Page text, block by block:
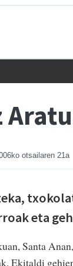
otsailaren 21a
eta
Santa
Ekitaldi